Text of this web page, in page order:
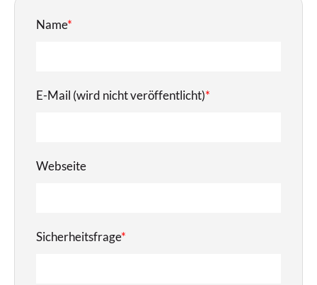
Name*
E-Mail (wird nicht veröffentlicht)*
Webseite
Sicherheitsfrage*